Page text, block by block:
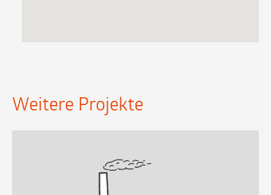
Weitere Projekte